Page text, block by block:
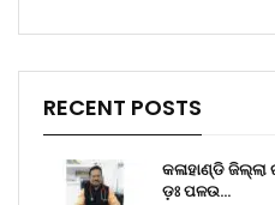
RECENT POSTS
କଳାହାଣ୍ଡି
ଡ଼ଃ ପଳଉ…